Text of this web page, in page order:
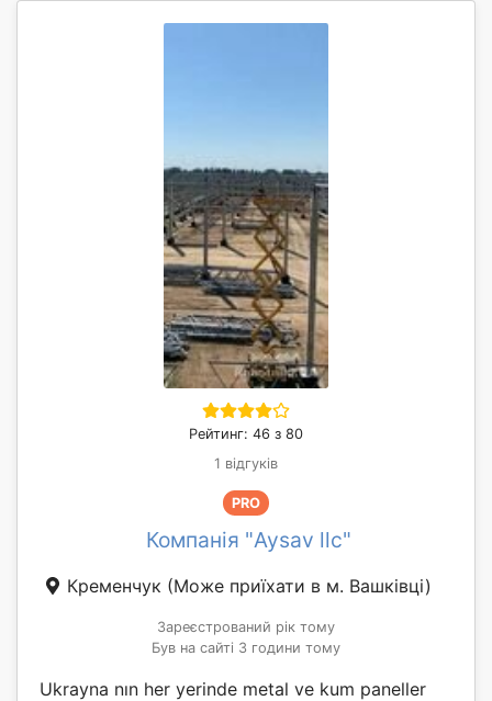
Рейтинг: 46 з 80
1 відгуків
PRO
Компанія "Aysav llc"
Кременчук (Може приїхати в м. Вашківці)
Зареєстрований рік тому
Був на сайті 3 години тому
Ukrayna nın her yerinde metal ve kum paneller